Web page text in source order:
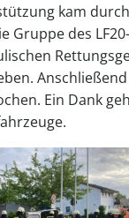
kam
Gruppe des
Ein Dank